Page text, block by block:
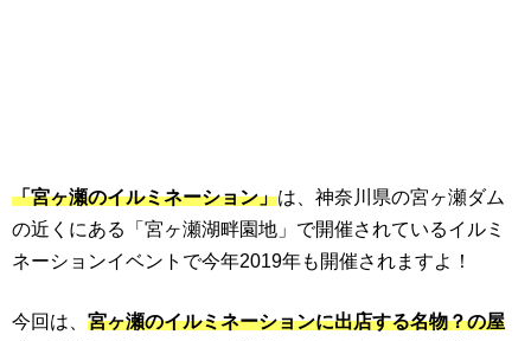
「宮ヶ瀬のイルミネーション」は、神奈川県の宮ヶ瀬ダム
の近くにある「宮ヶ瀬湖畔園地」で開催されているイルミ
ネーションイベントで今年2019年も開催されますよ！
今回は、 宮ヶ瀬のイルミネーションに出店する名物？の屋